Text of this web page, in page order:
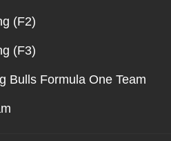
(F2)
(F3)
Bulls Formula One Team